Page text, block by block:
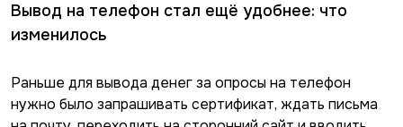
Вывод на телефон стал ещё удобнее: что
изменилось
Раньше для вывода денег за опросы на телефон
нужно было запрашивать сертификат, ждать письма